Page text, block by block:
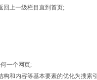
回上一级栏目直到首页;
一个网页;
和内容等基本要素的优化为搜索